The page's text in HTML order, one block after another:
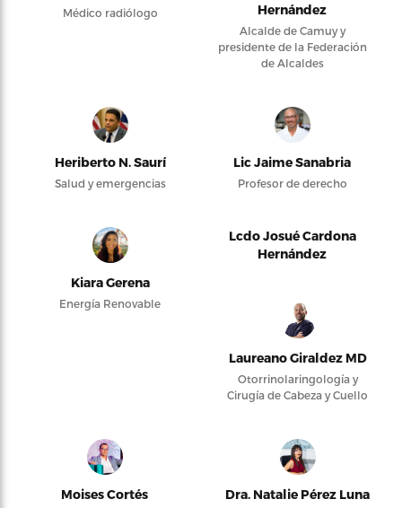
Médico radiólogo
Hernández
Alcalde de Camuy y
presidente de la Federación
de Alcaldes
Heriberto N. Saurí
Salud y emergencias
Lic Jaime Sanabria
Profesor de derecho
Kiara Gerena
Energía Renovable
Lcdo Josué Cardona
Hernández
Laureano Giraldez MD
Otorrinolaringología y
Cirugía de Cabeza y Cuello
Moises Cortés Dra. Natalie Pérez Luna